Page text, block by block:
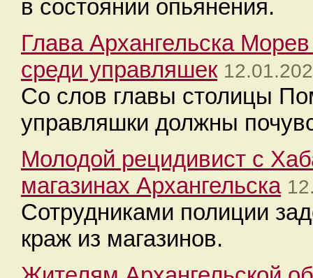
в состоянии опьянения.
Глава Архангельска
среди управляшек
Со слов главы столицы
управляшки должны
Молодой рецидивист с
магазинах Архангельска
Сотрудниками полиции
краж из магазинов.